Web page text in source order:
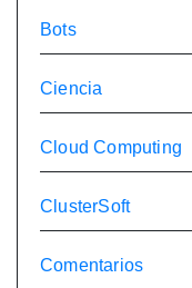
Bots
Ciencia
Cloud Computing
ClusterSoft
Comentarios